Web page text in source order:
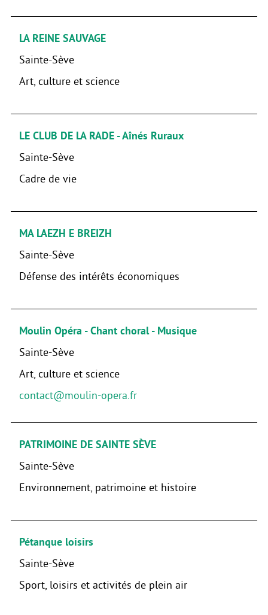
LA REINE SAUVAGE
Sainte-Sève
Art, culture et science
LE CLUB DE LA RADE - Aînés Ruraux
Sainte-Sève
Cadre de vie
MA LAEZH E BREIZH
Sainte-Sève
Défense des intérêts économiques
Moulin Opéra - Chant choral - Musique
Sainte-Sève
Art, culture et science
contact@moulin-opera.fr
PATRIMOINE DE SAINTE SÈVE
Sainte-Sève
Environnement, patrimoine et histoire
Pétanque loisirs
Sainte-Sève
Sport, loisirs et activités de plein air